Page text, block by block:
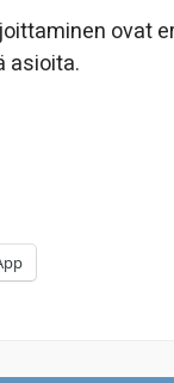
ovat
asioita.